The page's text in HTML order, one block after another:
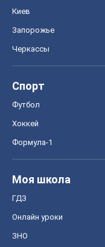
Киев
Запорожье
Черкассы
Спорт
Футбол
Хоккей
Формула-1
Моя школа
ГДЗ
Онлайн уроки
ЗНО